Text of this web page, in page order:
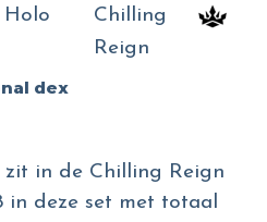
Holo
Chilling
Reign
dex
in de Chilling Reign
in deze set met totaal